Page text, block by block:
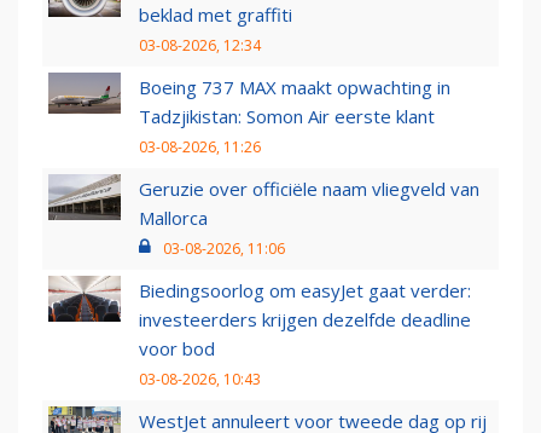
beklad met graffiti
03-08-2026, 12:34
Boeing 737 MAX maakt opwachting in
Tadzjikistan: Somon Air eerste klant
03-08-2026, 11:26
Geruzie over officiële naam vliegveld van
Mallorca
03-08-2026, 11:06
Biedingsoorlog om easyJet gaat verder:
investeerders krijgen dezelfde deadline
voor bod
03-08-2026, 10:43
WestJet annuleert voor tweede dag op rij